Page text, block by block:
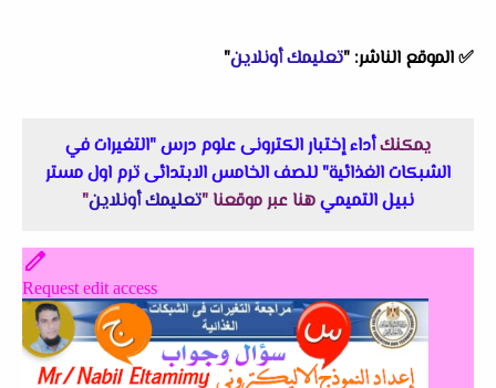
✅ الموقع الناشر: "تعليمك أونلاين"
يمكنكأداء إختبار الكترونى علوم درس "التغيرات في
الشبكات الغذائية" للصف الخامس الابتدائى ترم اول مستر
نبيل التميميهنا عبر موقعنا "تعليمك أونلاين"